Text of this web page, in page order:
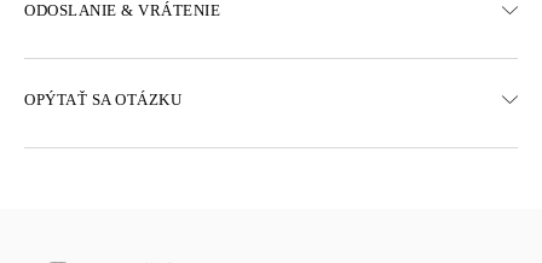
ODOSLANIE & VRÁTENIE
K dispozícii sú aj možnosti expresného doručenia
OPÝTAŤ SA OTÁZKU